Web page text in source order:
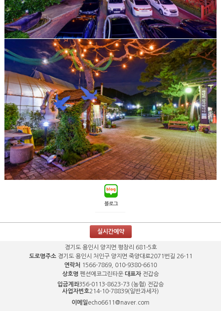
실시간예약
경기도 용인시 양지면 평창리 681-5호
도로명주소경기도 용인시 처인구 양지면 죽양대로2071번길 26-11
연락처 1566-7869, 010-9380-6610
상호명 펜션에코그린타운 대표자 전갑승
입금계좌356-0113-8623-73 (농협) 전갑승
사업자번호214-10-78839(일반과세자)
이메일echo6611@naver.com